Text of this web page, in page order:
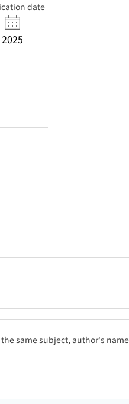
date
2025
same subject, author's